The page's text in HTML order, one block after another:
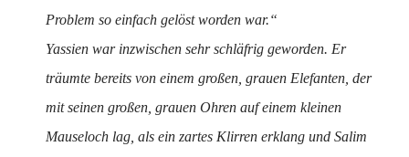
Problem so einfach gelöst worden war.“
Yassien war inzwischen sehr schläfrig geworden. Er
träumte bereits von einem großen, grauen Elefanten, der
mit seinen großen, grauen Ohren auf einem kleinen
Mauseloch lag, als ein zartes Klirren erklang und Salim